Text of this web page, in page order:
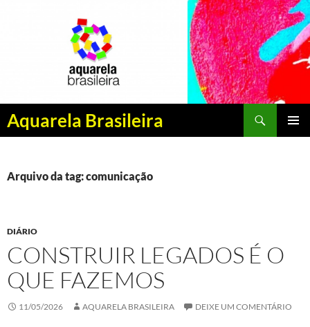
Aquarela Brasileira
Pesquisar
PULAR
CONTEÚDO
Arquivo da tag: comunicação
DIÁRIO
CONSTRUIR LEGADOS É O
QUE FAZEMOS
11/05/2026 AQUARELA BRASILEIRA DEIXE UM COMENTÁRIO